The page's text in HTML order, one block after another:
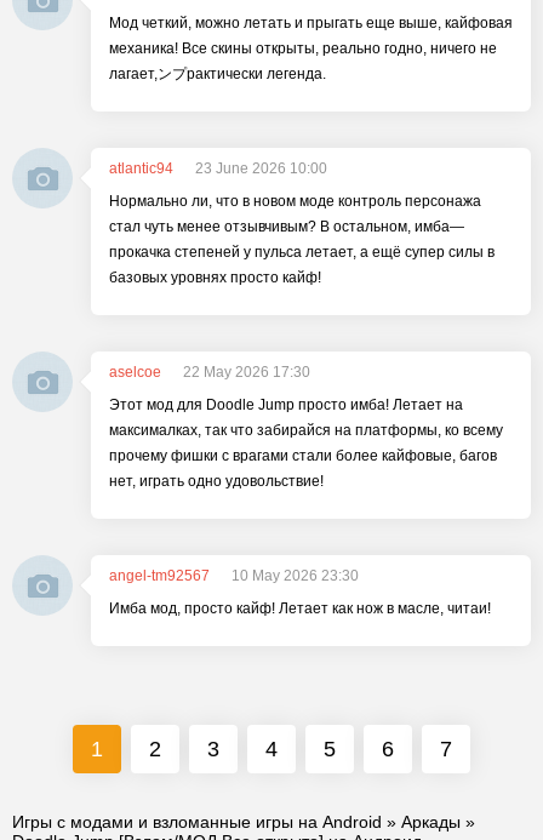
Мод четкий, можно летать и прыгать еще выше, кайфовая
механика! Все скины открыты, реально годно, ничего не
лагает,ンプрактически легенда.
atlantic94
23 June 2026 10:00
Нормально ли, что в новом моде контроль персонажа
стал чуть менее отзывчивым? В остальном, имба—
прокачка степеней у пульса летает, а ещё супер силы в
базовых уровнях просто кайф!
aselcoe
22 May 2026 17:30
Этот мод для Doodle Jump просто имба! Летает на
максималках, так что забирайся на платформы, ко всему
прочему фишки с врагами стали более кайфовые, багов
нет, играть одно удовольствие!
angel-tm92567
10 May 2026 23:30
Имба мод, просто кайф! Летает как нож в масле, читаи!
1 2 3 4 5 6 7
Игры с модами и взломанные игры на Android » Аркады »